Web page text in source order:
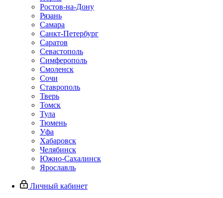
Ростов-на-Дону
Рязань
Самара
Санкт-Петербург
Саратов
Севастополь
Симферополь
Смоленск
Сочи
Ставрополь
Тверь
Томск
Тула
Тюмень
Уфа
Хабаровск
Челябинск
Южно-Сахалинск
Ярославль
Личный кабинет